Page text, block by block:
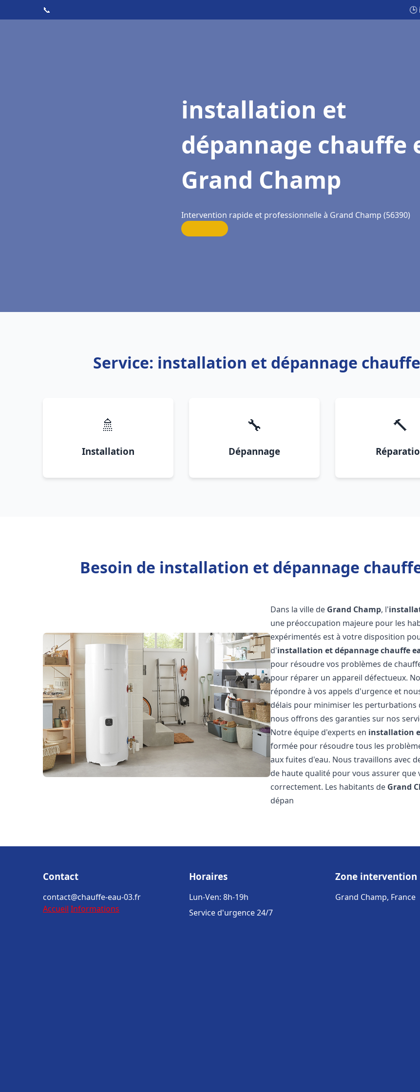
📞 🕒
installation et
dépannage chauffe
Grand Champ
Intervention rapide et professionnelle à Grand Champ (56390)
Service: installation et dépannage
🚿
Installation
🔧
Dépannage
🔨
Besoin de installation et dépannage
Dans la ville de Grand Champ, l'
une préoccupation majeure pour les
expérimentés est à votre disposition
d'installation et dépannage chauffe
pour résoudre vos problèmes de
pour réparer un appareil défectueux.
répondre à vos appels d'urgence et
délais pour minimiser les
nous offrons des garanties sur nos
Notre équipe d'experts en installation
formée pour résoudre tous les
aux fuites d'eau. Nous travaillons avec
de haute qualité pour vous assurer
correctement. Les habitants de Grand
dépan
Contact
contact@chauffe-eau-03.fr
Accueil Informations
Horaires
Lun-Ven: 8h-19h
Service d'urgence 24/7
Zone intervention
Grand Champ, France